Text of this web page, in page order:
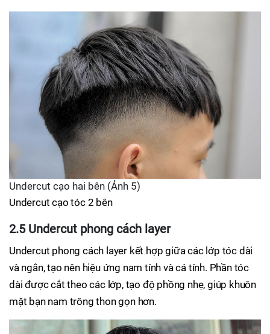
Undercut cạo hai bên (Ảnh 5)
Undercut cạo tóc 2 bên
2.5 Undercut phong cách layer
Undercut phong cách layer kết hợp giữa các lớp tóc dài
và ngắn, tạo nên hiệu ứng nam tính và cá tính. Phần tóc
dài được cắt theo các lớp, tạo độ phồng nhẹ, giúp khuôn
mặt bạn nam trông thon gọn hơn.